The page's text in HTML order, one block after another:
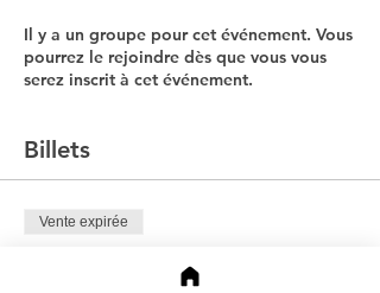
Il y a un groupe pour cet événement. Vous
pourrez le rejoindre dès que vous vous
serez inscrit à cet événement.
Billets
Vente expirée